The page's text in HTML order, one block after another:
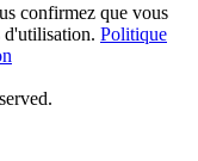
confirmez que vous
d'utilisation. Politique